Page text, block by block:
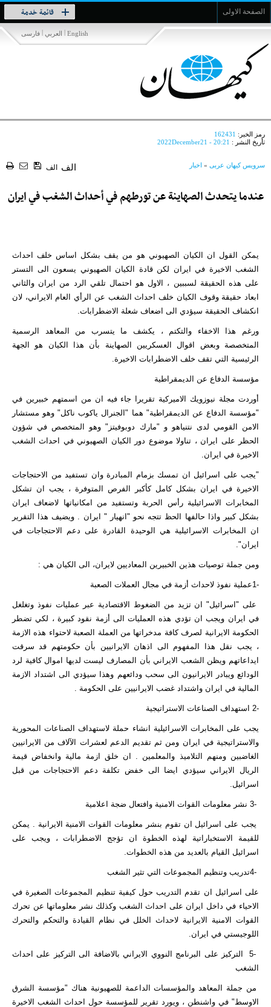
الصفحة الاولى قائمة خدمة
Toggle
navigation
فارسی | العربي | English
رمز الخبر: 162431
تأريخ النشر : 2022December21 - 20:21
سرویس کیهان عربی » اخبار الف الف
عندما يتحدث الصهاينة عن تورطهم في أحداث الشغب في ايران
يمكن القول ان الكيان الصهيوني هو من يقف بشكل اساس خلف احداث
الشغب الاخيرة في ايران لكن قادة الكيان الصهيوني يسعون الى التستر
على هذه الحقيقة لسببين ، الاول هو احتمال تلقي الرد من ايران والثاني
ابعاد حقيقة وقوف الكيان خلف احداث الشغب عن الرأي العام الايراني، لان
انكشاف الحقيقة سيؤدي الى اضعاف شعلة الاضطرابات.
ورغم هذا الاخفاء والتكتم ، يكشف ما يتسرب من المعاهد الرسمية
المتخصصة وبعض اقوال العسكريين الصهاينة بأن هذا الكيان هو الجهة
الرئيسية التي تقف خلف الاضطرابات الاخيرة.
مؤسسة الدفاع عن الديمقراطية
أوردت مجلة نيوزويك الاميركية تقريرا جاء فيه ان من اسمتهم خبيرين في
"مؤسسة الدفاع عن الديمقراطية" هما "الجنرال ياكوب ناكل" وهو مستشار
الامن القومي لدى نتنياهو و "مارك دوبوفيتز" وهو المتخصص في شؤون
الحظر على ايران ، تناولا موضوع دور الكيان الصهيوني في احداث الشغب
الاخيرة في ايران.
"يجب على اسرائيل ان تمسك بزمام المبادرة وان تستفيد من الاحتجاجات
الاخيرة في ايران بشكل كامل كأكبر الفرص المتوفرة ، يجب ان تشكل
المخابرات الاسرائيلية رأس الحربة وتستفيد من امكانياتها لاضعاف ايران
بشكل كبير واذا حالفها الحظ تتجه نحو "انهيار " ايران . ويضيف هذا التقرير
ان المخابرات الاسرائيلية هي الوحيدة القادرة على دعم الاحتجاجات في
ايران".
ومن جملة توصيات هذين الخبيرين المعاديين لايران، الى الكيان هي :
-1عملية نفوذ لاحداث أزمة في مجال العملات الصعبة
على "اسرائيل" ان تزيد من الضغوط الاقتصادية عبر عمليات نفوذ وتغلغل
في ايران ويجب ان تؤدي هذه العمليات الى أزمة نقود كبيرة ، لكي تضطر
الحكومة الايرانية لصرف كافة مدخراتها من العملة الصعبة لاحتواء هذه الازمة
، يجب نقل هذا المفهوم الى اذهان الايرانيين بأن حكومتهم قد سرقت
ايداعاتهم ويظن الشعب الايراني بأن المصارف ليست لديها اموال كافية لرد
الودائع ويبادر الايرانيون الى سحب ودائعهم وهذا سيؤدي الى اشتداد الازمة
المالية في ايران واشتداد غضب الايرانيين على الحكومة .
-2 استهداف الصناعات الاستراتيجية
يجب على المخابرات الاسرائيلية انشاء حملة لاستهداف الصناعات المحورية
والاستراتيجية في ايران ومن ثم تقديم الدعم لعشرات الآلاف من الايرانيين
الغاضبين ومنهم التلاميذ والمعلمين . ان خلق ازمة مالية وانخفاض قيمة
الريال الايراني سيؤدي ايضا الى خفض تكلفة دعم الاحتجاجات من قبل
اسرائيل.
-3 نشر معلومات القوات الامنية وافتعال ضجة اعلامية
يجب على اسرائيل ان تقوم بنشر معلومات القوات الامنية الايرانية . يمكن
للقيمة الاستخباراتية لهذه الخطوة ان تؤجج الاضطرابات ، ويجب على
اسرائيل القيام بالعديد من هذه الخطوات.
-4تدريب وتنظيم المجموعات التي تثير الشغب
على اسرائيل ان تقدم التدريب حول كيفية تنظيم المجموعات الصغيرة في
الاحياء في داخل ايران على احداث الشغب وكذلك نشر معلوماتها عن تحرك
القوات الامنية الايرانية لاحداث الخلل في نظام القيادة والتحكم والتحرك
اللوجيستي في ايران.
-5 التركيز على البرنامج النووي الايراني بالاضافة الى التركيز على احداث
الشغب
من جملة المعاهد والمؤسسات الداعمة للصهيونية هناك "مؤسسة الشرق
الاوسط" في واشنطن ، ويورد تقرير للمؤسسة حول احداث الشغب الاخيرة